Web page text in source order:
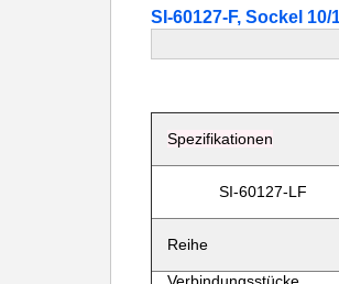
SI-60127-F, Sockel
Spezifikationen
SI-60127-LF
Reihe